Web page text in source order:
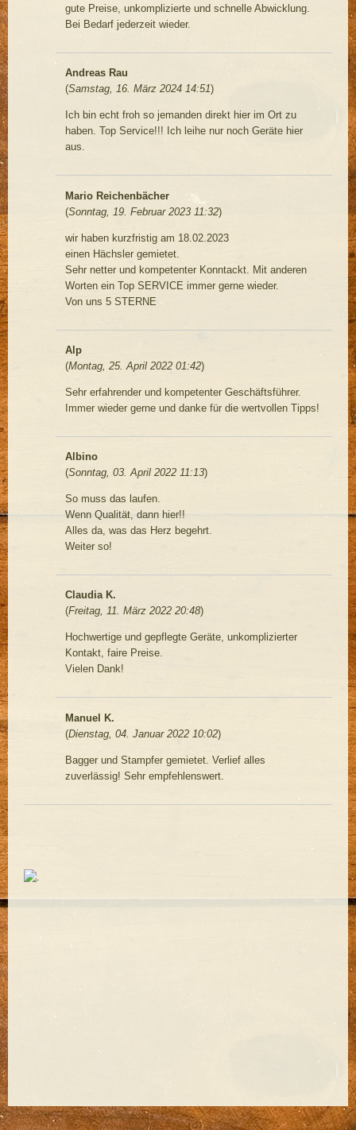
gute Preise, unkomplizierte und schnelle Abwicklung.
Bei Bedarf jederzeit wieder.
Andreas Rau
(Samstag, 16. März 2024 14:51)
Ich bin echt froh so jemanden direkt hier im Ort zu
haben. Top Service!!! Ich leihe nur noch Geräte hier
aus.
Mario Reichenbächer
(Sonntag, 19. Februar 2023 11:32)
wir haben kurzfristig am 18.02.2023
einen Hächsler gemietet.
Sehr netter und kompetenter Konntackt. Mit anderen
Worten ein Top SERVICE immer gerne wieder.
Von uns 5 STERNE
Alp
(Montag, 25. April 2022 01:42)
Sehr erfahrender und kompetenter Geschäftsführer.
Immer wieder gerne und danke für die wertvollen Tipps!
Albino
(Sonntag, 03. April 2022 11:13)
So muss das laufen.
Wenn Qualität, dann hier!!
Alles da, was das Herz begehrt.
Weiter so!
Claudia K.
(Freitag, 11. März 2022 20:48)
Hochwertige und gepflegte Geräte, unkomplizierter
Kontakt, faire Preise.
Vielen Dank!
Manuel K.
(Dienstag, 04. Januar 2022 10:02)
Bagger und Stampfer gemietet. Verlief alles
zuverlässig! Sehr empfehlenswert.